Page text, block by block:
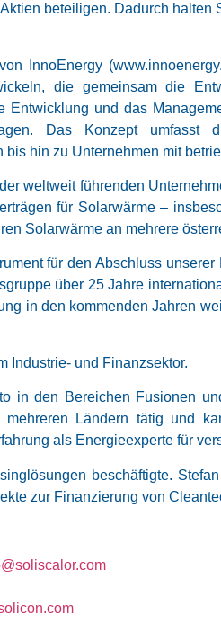
beteiligen. Dadurch halten
InnoEnergy
die gemeinsam die
und das
Das Konzept umfasst
hin zu Unternehmen mit
weltweit führenden
für Solarwärme –
Solarwärme an mehrere
für den Abschluss unserer
über 25 Jahre
in den kommenden Jahren
Industrie- und Finanzsektor.
in den Bereichen Fusionen
Ländern tätig und
als Energieexperte für
beschäftigte.
zur Finanzierung von